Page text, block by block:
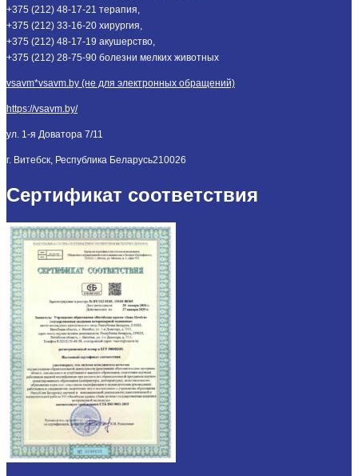
+375 (212) 48-17-21 терапия,
+375 (212) 33-16-20 хирургия,
+375 (212) 48-17-19 акушерство,
+375 (212) 28-75-90 болезни мелких животных
vsavm*vsavm.by (не для электронных обращений)
https://vsavm.by/
ул. 1-я Доватора 7/11
г. Витебск, Республика Беларусь210026
Сертификат соответствия